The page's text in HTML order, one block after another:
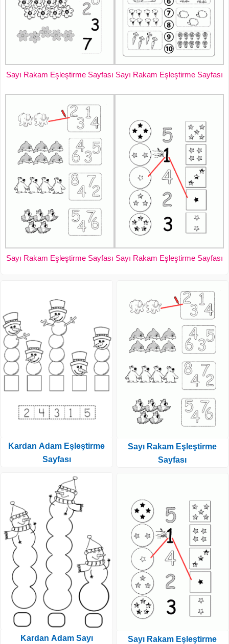
Sayı Rakam Eşleştirme Sayfası Sayı Rakam Eşleştirme Sayfası
Sayı Rakam Eşleştirme Sayfası Sayı Rakam Eşleştirme Sayfası
Kardan Adam Eşleştirme
Sayfası
Kardan Adam Sayı
Sayı Rakam Eşleştirme
Sayfası
Sayı Rakam Eşleştirme